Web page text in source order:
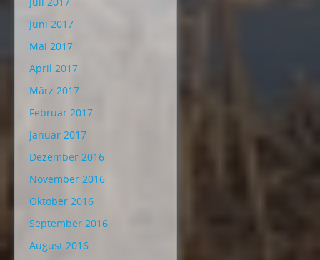
Juni 2017
Mai 2017
April 2017
März 2017
Februar 2017
Januar 2017
Dezember 2016
November 2016
Oktober 2016
September 2016
August 2016